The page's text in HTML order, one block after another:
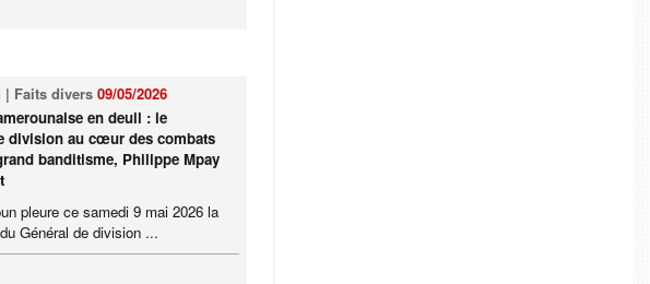
| Faits divers 09/05/2026
en deuil : le
division au cœur des combats
banditisme, Philippe Mpay
pleure ce samedi 9 mai 2026 la
Général de division ...